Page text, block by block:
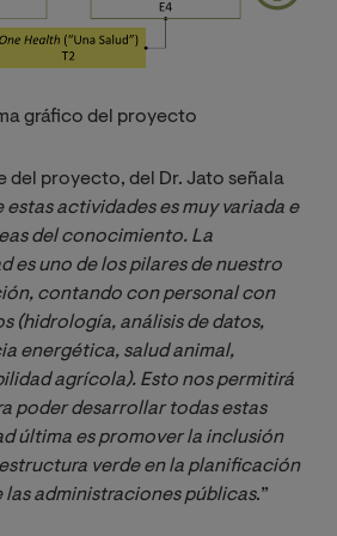
gráfico del proyecto
del proyecto, del Dr. Jato señala
estas actividades es muy variada e
del conocimiento. La
es uno de los pilares de nuestro
contando con personal con
(hidrología, análisis de datos,
energética, salud animal,
agrícola). Esto nos permitirá
poder desarrollar todas estas
última es promover la inclusión
verde en la planificación
las administraciones públicas.”